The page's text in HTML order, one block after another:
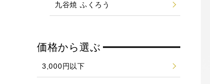
九谷焼 ふくろう
価格から選ぶ
3,000円以下